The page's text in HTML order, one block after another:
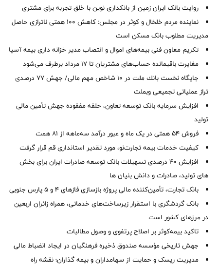
روایت بانک ایران زمین از بانکداری نوین با خلق تجربه برای مشتری
نماینده مردم خلخال و کوثر در مجلس: کاهش ۱۰۰ همتی ناترازی حاصل
مدیریت مطلوب بانک مسکن است
تکریم معاون فنی بیمه‌های اموال و انتصاب مدیر خزانه داری بیمه آسیا
مغایرت‌ باقیمانده حساب‌های مشتریان تا ۱۷ مرداد برطرف می‌شود
جایگاه نخست بانك ملت در 10 شاخص مهم مالی/ جهش 77 درصدی
تراز عملیاتی تجمیعی وبملت
افزایش سرمایه بانک توسعه تعاون، حلقه مفقوده جهش تأمین مالی
تولید
فروش 54 همتی در یک ماه و عبور درآمد سه‌ماهه از 81 همت
کیفیت خدمات بیمه تجارت‌نو، مورد تقدیر استانداری قم قرار گرفت
افزایش 40 درصدی تسهیلات بانک توسعه صادرات ایران برای بخش
های تولید، صادرات و دانش بنیان ها
بانک تجارت، تأمین‌کننده مالی پروژه بازسازی فازهای ۴ و ۵ پارس جنوبی
بانک گردشگری با استقرار زیرساخت‌های خدماتی، همراه زائران اربعین
در مرزهای کشور است
تاکید بیمه‌کوثر بر اصلاح پرتفوی و وصول مطالبات ‌
جهش تاریخی مؤسسه صندوق ذخیره فرهنگیان در ایجاد انضباط مالی
مدیریت ریسک و حمایت از سهامداران و بیمه گذاران؛ نقشه راه